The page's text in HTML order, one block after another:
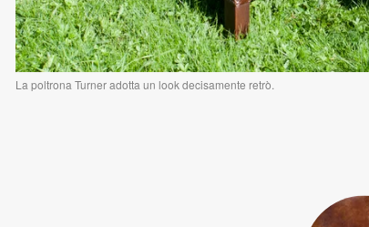
La poltrona Turner adotta un look decisamente retrò.